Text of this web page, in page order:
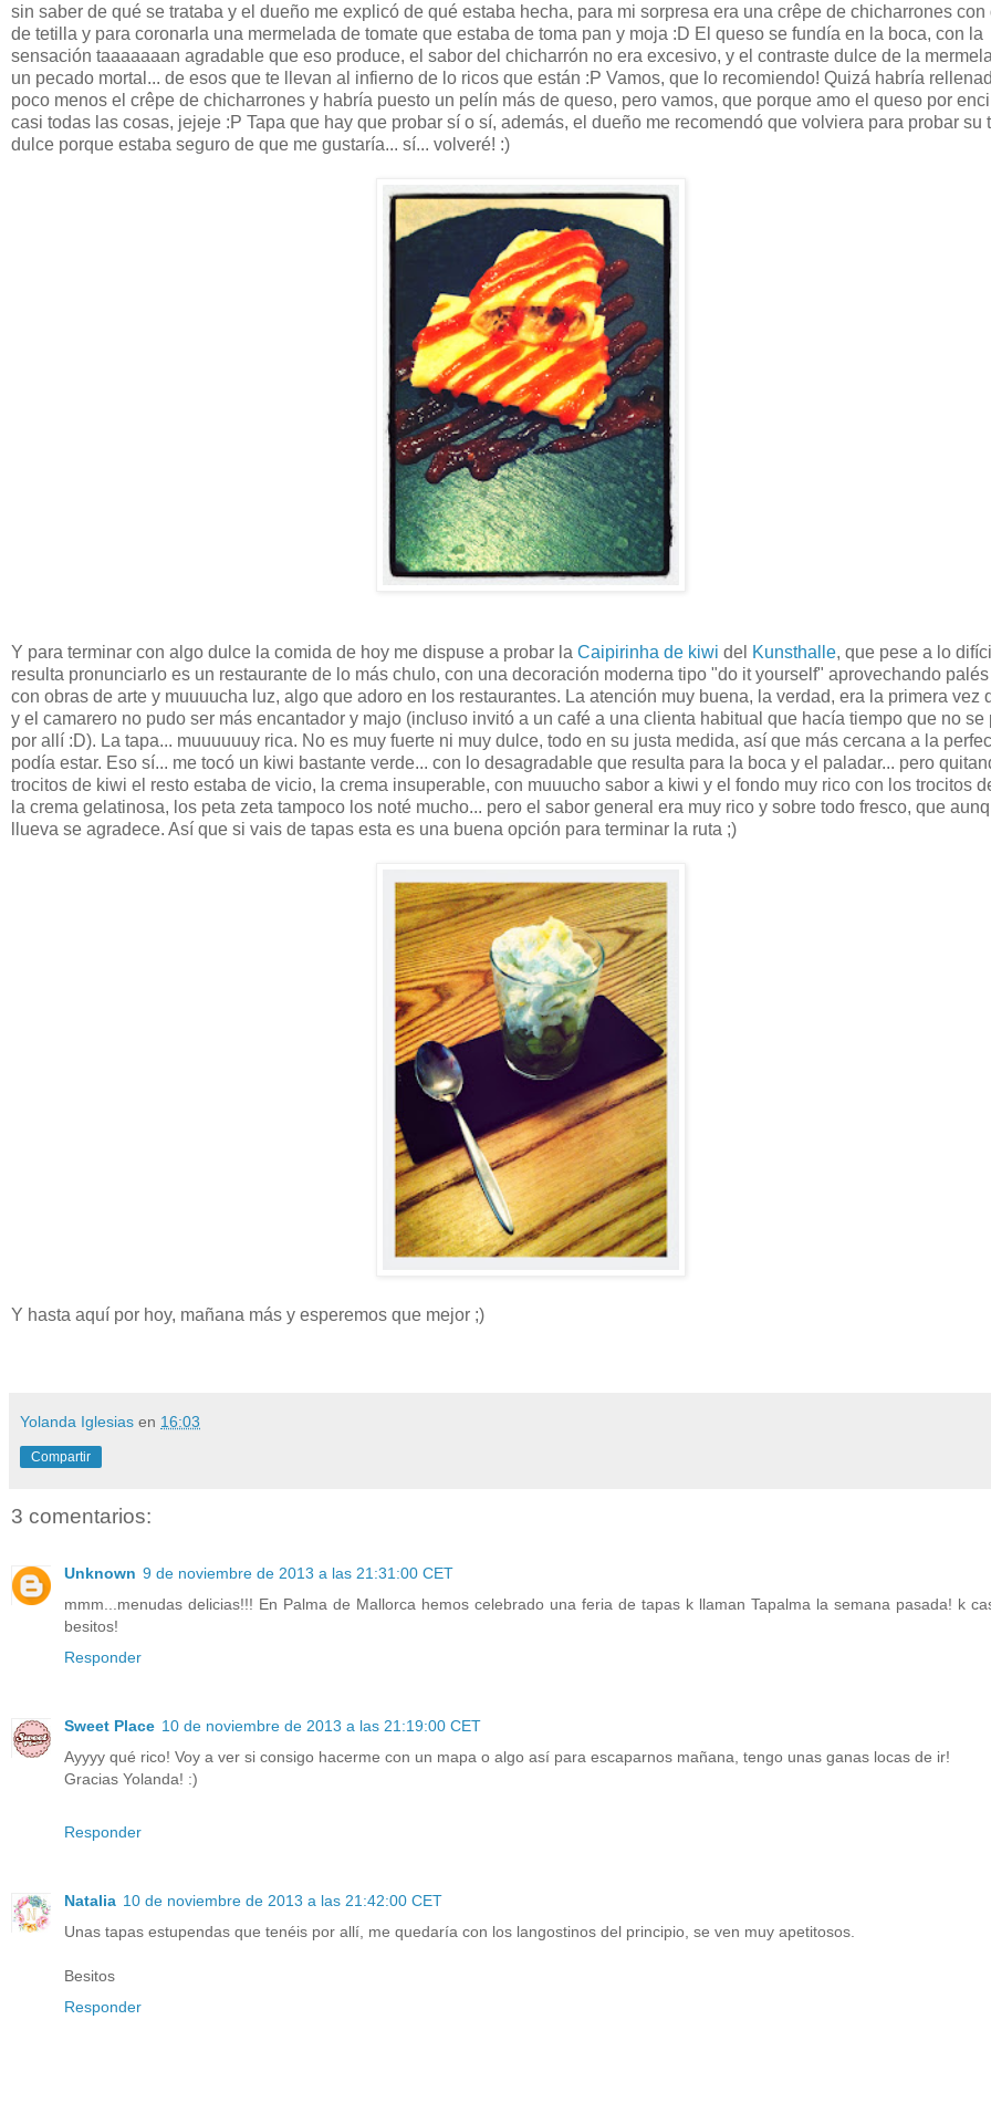
sin saber de qué se trataba y el dueño me explicó de qué estaba hecha, para mi sorpresa era una crêpe de chicharrones con
de tetilla y para coronarla una mermelada de tomate que estaba de toma pan y moja :D El queso se fundía en la boca, con la
sensación taaaaaaan agradable que eso produce, el sabor del chicharrón no era excesivo, y el contraste dulce de la
un pecado mortal... de esos que te llevan al infierno de lo ricos que están :P Vamos, que lo recomiendo! Quizá habría
poco menos el crêpe de chicharrones y habría puesto un pelín más de queso, pero vamos, que porque amo el queso por
casi todas las cosas, jejeje :P Tapa que hay que probar sí o sí, además, el dueño me recomendó que volviera para probar su
dulce porque estaba seguro de que me gustaría... sí... volveré! :)
Y para terminar con algo dulce la comida de hoy me dispuse a probar la Caipirinha de kiwi del Kunsthalle, que pese a lo
resulta pronunciarlo es un restaurante de lo más chulo, con una decoración moderna tipo "do it yourself" aprovechando
con obras de arte y muuuucha luz, algo que adoro en los restaurantes. La atención muy buena, la verdad, era la primera vez
y el camarero no pudo ser más encantador y majo (incluso invitó a un café a una clienta habitual que hacía tiempo que no se
por allí :D). La tapa... muuuuuuy rica. No es muy fuerte ni muy dulce, todo en su justa medida, así que más cercana a la
podía estar. Eso sí... me tocó un kiwi bastante verde... con lo desagradable que resulta para la boca y el paladar... pero
trocitos de kiwi el resto estaba de vicio, la crema insuperable, con muuucho sabor a kiwi y el fondo muy rico con los trocitos
la crema gelatinosa, los peta zeta tampoco los noté mucho... pero el sabor general era muy rico y sobre todo fresco, que
llueva se agradece. Así que si vais de tapas esta es una buena opción para terminar la ruta ;)
Y hasta aquí por hoy, mañana más y esperemos que mejor ;)
Yolanda Iglesias en 16:03
Compartir
3 comentarios:
Unknown 9 de noviembre de 2013 a las 21:31:00 CET
mmm...menudas delicias!!! En Palma de Mallorca hemos celebrado una feria de tapas k llaman Tapalma la semana pasada! k
besitos!
Responder
Sweet Place 10 de noviembre de 2013 a las 21:19:00 CET
Ayyyy qué rico! Voy a ver si consigo hacerme con un mapa o algo así para escaparnos mañana, tengo unas ganas locas de ir!
Gracias Yolanda! :)
Responder
Natalia 10 de noviembre de 2013 a las 21:42:00 CET
Unas tapas estupendas que tenéis por allí, me quedaría con los langostinos del principio, se ven muy apetitosos.
Besitos
Responder